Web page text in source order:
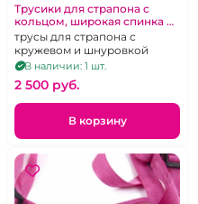
Трусики для страпона с
кольцом, широкая спинка на
шнуровке
трусы для страпона с
кружевом и шнуровкой
В наличии: 1 шт.
2 500 pуб.
В корзину